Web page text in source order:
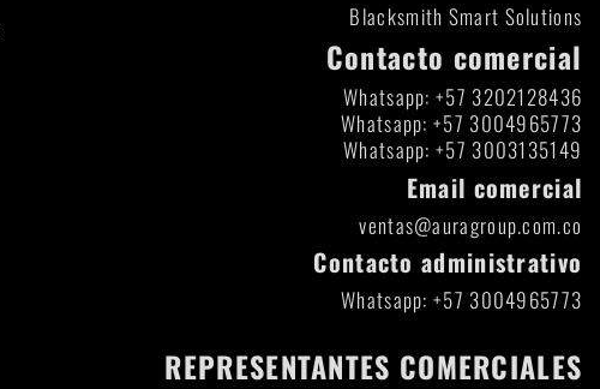
Blacksmith Smart Solutions
Contacto comercial
Whatsapp: +57 3202128436
Whatsapp: +57 3004965773
Whatsapp: +57 3003135149
Email comercial
ventas@auragroup.com.co
Contacto administrativo
Whatsapp: +57 3004965773
REPRESENTANTES COMERCIALES